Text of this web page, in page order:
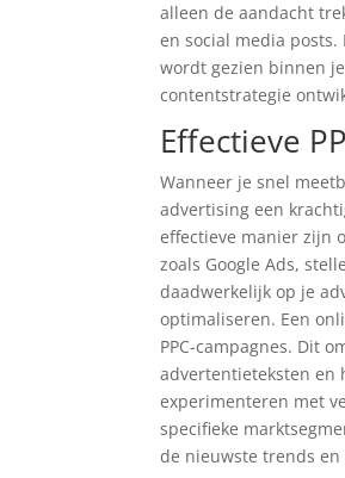
alleen de aandacht
en social media
wordt gezien binnen
contentstrategie
Effectieve
Wanneer je snel
advertising een
effectieve manier zijn
zoals Google Ads,
daadwerkelijk op je
optimaliseren. Een
PPC-campagnes. Dit
advertentieteksten en
experimenteren met
specifieke
de nieuwste trends